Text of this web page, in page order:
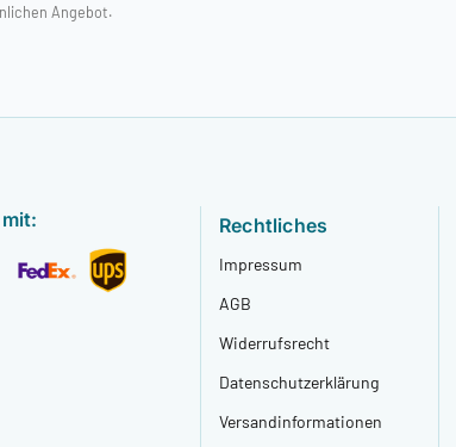
Angebot.
Rechtliches
Impressum
AGB
Widerrufsrecht
Datenschutzerklärung
Versandinformationen